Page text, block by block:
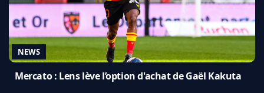
NEWS
Mercato : Lens lève l’option d'achat de Gaël Kakuta